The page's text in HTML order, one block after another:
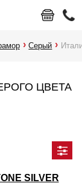
Серый
ЦВЕТА